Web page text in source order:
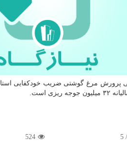
پرورش مرغ گوشتی ضریب خودکفایی استان
است.
/
5
524